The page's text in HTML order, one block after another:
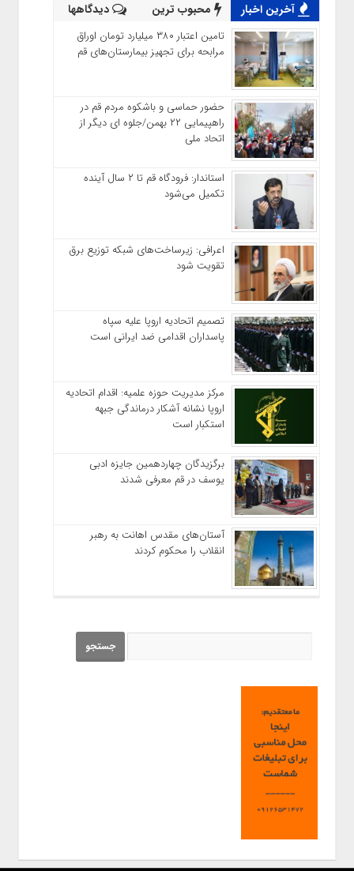
آخرین اخبار محبوب ترین دیدگاهها
تامین اعتبار ۳۸۰ میلیارد تومان اوراق
مرابحه برای تجهیز بیمارستان‌های قم
حضور حماسی و باشکوه مردم قم در
راهپیمایی ۲۲ بهمن/جلوه ای دیگر از
اتحاد ملی
استاندار: فرودگاه قم تا ۲ سال آینده
تکمیل می‌شود
اعرافی: زیرساخت‌های شبکه توزیع برق
تقویت شود
تصمیم اتحادیه اروپا علیه سپاه
پاسداران اقدامی ضد ایرانی است
مرکز مدیریت حوزه علمیه: اقدام اتحادیه
اروپا نشانه آشکار درماندگی جبهه
استکبار است
برگزیدگان چهاردهمین جایزه ادبی
یوسف در قم معرفی شدند
آستان‌های مقدس اهانت به رهبر
انقلاب را محکوم کردند